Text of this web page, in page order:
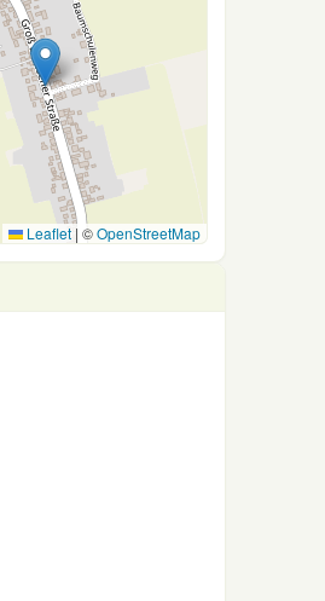
Leaflet | ©OpenStreetMap